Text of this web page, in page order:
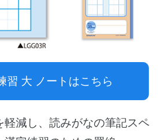
軽減し、読みがなの筆記スペ
習 大 ノートはこちら